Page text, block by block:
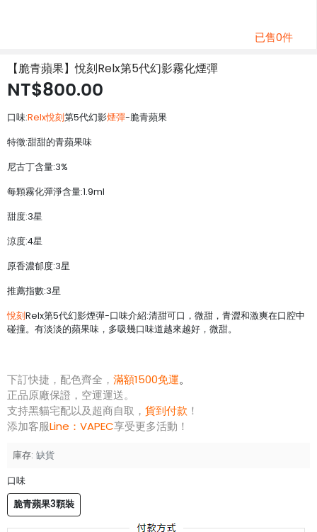
已售0件
【脆青蘋果】悅刻Relx第5代幻影霧化煙彈
NT$800.00
口味:Relx悅刻第5代幻影煙彈-脆青蘋果
特徵:甜甜的青蘋果味
尼古丁含量:3%
每顆霧化彈淨含量:1.9ml
甜度:3星
涼度:4星
原香濃郁度:3星
推薦指數:3星
悅刻Relx第5代幻影煙彈-口味介紹:清甜可口，微甜，青澀和激爽在口腔中
碰撞。有淡淡的蘋果味，多吸幾口味道越來越好，微甜。
下訂快捷，配色齊全， 滿額1500免運。
正品原廠保證，空運運送。
支持黑貓宅配以及超商自取， 貨到付款 ！
添加客服Line： VAPEC享受更多活動！
庫存: 缺貨
口味
脆青蘋果3顆裝